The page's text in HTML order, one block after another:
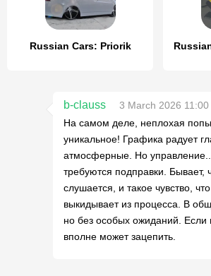
Russian Cars: Priorik
b-clauss
3 March 2026 11:00
На самом деле, неплохая
уникальное! Графика радует
атмосферные. Но
требуются подправки. Бывает,
слушается, и такое чувство,
выкидывает из процесса. В
но без особых ожиданий. Если
вполне может зацепить.